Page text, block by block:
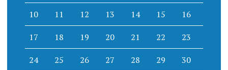
10 11 12 13 14 15 16
17 18 19 20 21 22 23
24 25 26 27 28 29 30